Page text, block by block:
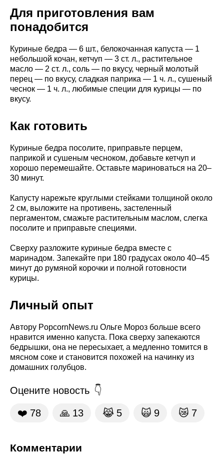
Для приготовления вам
понадобится
Куриные бедра — 6 шт., белокочанная капуста — 1
небольшой кочан, кетчуп — 3 ст. л., растительное
масло — 2 ст. л., соль — по вкусу, черный молотый
перец — по вкусу, сладкая паприка — 1 ч. л., сушеный
чеснок — 1 ч. л., любимые специи для курицы — по
вкусу.
Как готовить
Куриные бедра посолите, приправьте перцем,
паприкой и сушеным чесноком, добавьте кетчуп и
хорошо перемешайте. Оставьте мариноваться на 20–
30 минут.
Капусту нарежьте круглыми стейками толщиной около
2 см, выложите на противень, застеленный
пергаментом, смажьте растительным маслом, слегка
посолите и приправьте специями.
Сверху разложите куриные бедра вместе с
маринадом. Запекайте при 180 градусах около 40–45
минут до румяной корочки и полной готовности
курицы.
Личный опыт
Автору PopcornNews.ru Ольге Мороз больше всего
нравится именно капуста. Пока сверху запекаются
бедрышки, она не пересыхает, а медленно томится в
мясном соке и становится похожей на начинку из
домашних голубцов.
Оцените новость
❤️ 78 🙏 13 😹 5 🙀 9 😿 7
Комментарии